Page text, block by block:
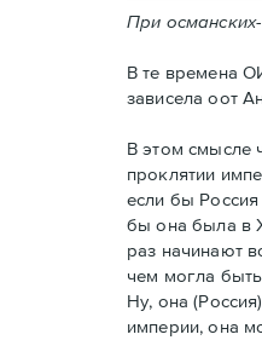
При
В те времена
зависела оот
В этом смысле
проклятии
если бы
бы она была в
раз начинают
чем могла
Ну, она
империи, она